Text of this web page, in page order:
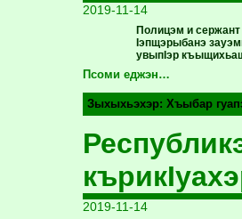
2019-11-14
Полицэм и
Iэпщэрыбанэ
увыпIэр
Псоми еджэн…
Зыхыхьэхэр: Хъыбар
2019-11-14